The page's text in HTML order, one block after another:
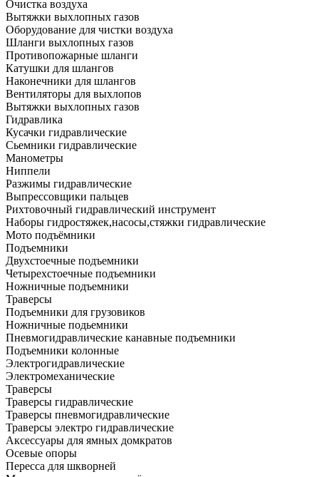
Очистка воздуха
Вытяжки выхлопных газов
Оборудование для чистки воздуха
Шланги выхлопных газов
Противопожарные шланги
Катушки для шлангов
Наконечники для шлангов
Вентиляторы для выхлопов
Вытяжки выхлопных газов
Гидравлика
Кусачки гидравлические
Сьемники гидравлические
Манометры
Ниппели
Разжимы гидравлические
Выпрессовщики пальцев
Рихтовочный гидравлический инструмент
Наборы гидростяжек,насосы,стяжки гидравлические
Мото подъёмники
Подъемники
Двухстоечные подъемники
Четырехстоечные подъемники
Ножничные подъемники
Траверсы
Подъемники для грузовиков
Ножничные подьемники
Пневмогидравлические канавные подъемники
Подъемники колонные
Электрогидравлические
Электромеханические
Траверсы
Траверсы гидравлические
Траверсы пневмогидравлические
Траверсы электро гидравлические
Аксессуары для ямных домкратов
Осевые опоры
Пересса для шкворней